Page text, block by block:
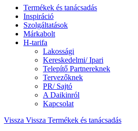
Termékek és tanácsadás
Inspiráció
Szolgáltatások
Márkabolt
H-tarifa
Lakossági
Kereskedelmi/ Ipari
Telepítő Partnereknek
Tervezőknek
PR/ Sajtó
A Daikinról
Kapcsolat
Vissza Vissza Termékek és tanácsadás